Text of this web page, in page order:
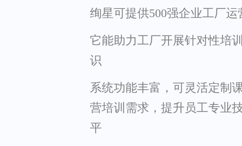
绚星可提供500强企业工厂运
它能助力工厂开展针对性培
识
系统功能丰富，可灵活定制
营培训需求，提升员工专业
平